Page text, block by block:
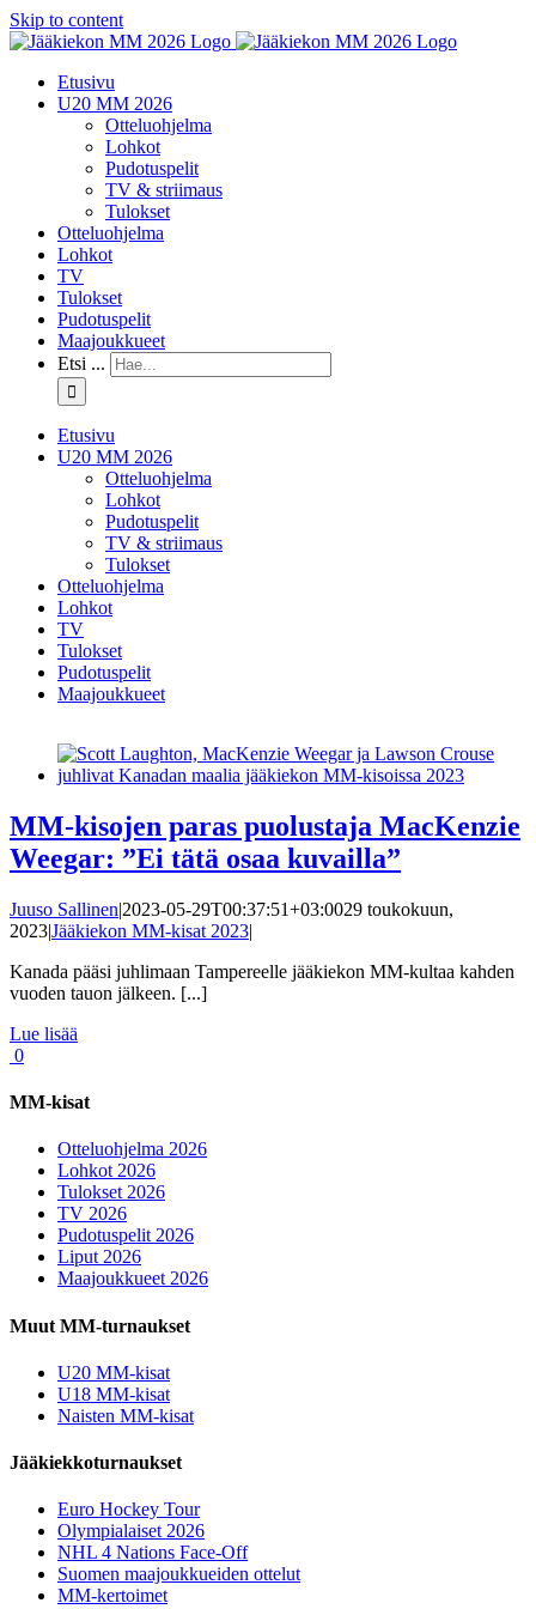
Skip to content
Etusivu
U20 MM 2026
Otteluohjelma
Lohkot
Pudotuspelit
TV & striimaus
Tulokset
Otteluohjelma
Lohkot
TV
Tulokset
Pudotuspelit
Maajoukkueet
Etsi ...
Etusivu
U20 MM 2026
Otteluohjelma
Lohkot
Pudotuspelit
TV & striimaus
Tulokset
Otteluohjelma
Lohkot
TV
Tulokset
Pudotuspelit
Maajoukkueet
MM-kisojen paras puolustaja MacKenzie
Weegar: ”Ei tätä osaa kuvailla”
Juuso Sallinen|2023-05-29T00:37:51+03:0029 toukokuun,
2023|Jääkiekon MM-kisat 2023|
Kanada pääsi juhlimaan Tampereelle jääkiekon MM-kultaa kahden
vuoden tauon jälkeen. [...]
Lue lisää
0
MM-kisat
Otteluohjelma 2026
Lohkot 2026
Tulokset 2026
TV 2026
Pudotuspelit 2026
Liput 2026
Maajoukkueet 2026
Muut MM-turnaukset
U20 MM-kisat
U18 MM-kisat
Naisten MM-kisat
Jääkiekkoturnaukset
Euro Hockey Tour
Olympialaiset 2026
NHL 4 Nations Face-Off
Suomen maajoukkueiden ottelut
MM-kertoimet